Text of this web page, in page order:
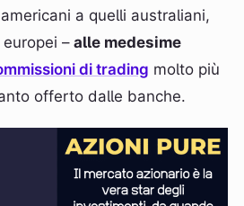
a quelli australiani,
– alle medesime
di trading molto più
offerto dalle banche.